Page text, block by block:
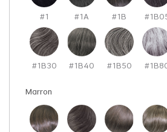
#1 #1A #1B
#1B30 #1B40 #1B50
Marron